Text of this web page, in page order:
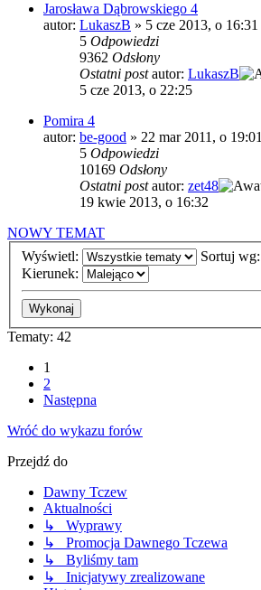
Jarosława Dąbrowskiego 4
autor: LukaszB » 5 cze 2013, o 16:31
5 Odpowiedzi
9362 Odsłony
Ostatni postautor: LukaszB
5 cze 2013, o 22:25
Pomira 4
autor: be-good » 22 mar 2011, o 19:01
5 Odpowiedzi
10169 Odsłony
Ostatni postautor: zet48
19 kwie 2013, o 16:32
NOWY TEMAT
Wyświetl:
Sortuj wg:
Kierunek:
Tematy: 42
1
2
Następna
Wróć do wykazu forów
Przejdź do
Dawny Tczew
Aktualności
↳ Wyprawy
↳ Promocja Dawnego Tczewa
↳ Byliśmy tam
↳ Inicjatywy zrealizowane